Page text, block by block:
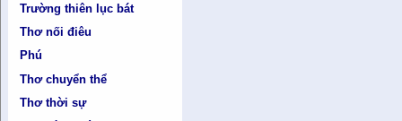
Trường thiên lục bát
Thơ nối điêu
Phú
Thơ chuyển thể
Thơ thời sự